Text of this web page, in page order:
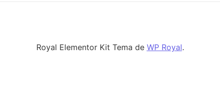
Royal Elementor Kit Tema de WP Royal.